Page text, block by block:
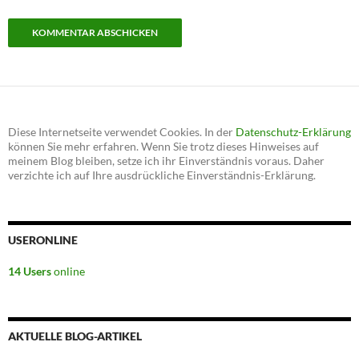
Diese Internetseite verwendet Cookies. In der Datenschutz-Erklärung
können Sie mehr erfahren. Wenn Sie trotz dieses Hinweises auf
meinem Blog bleiben, setze ich ihr Einverständnis voraus. Daher
verzichte ich auf Ihre ausdrückliche Einverständnis-Erklärung.
USERONLINE
14 Usersonline
AKTUELLE BLOG-ARTIKEL